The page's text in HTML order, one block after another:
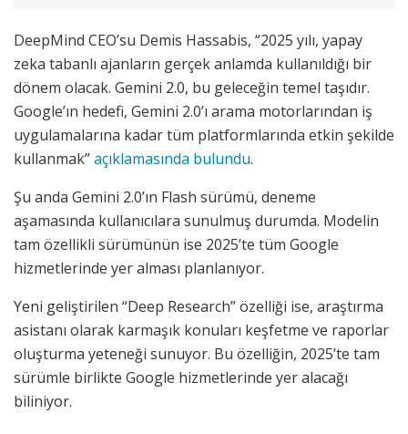
DeepMind CEO’su Demis Hassabis, “2025 yılı, yapay
zeka tabanlı ajanların gerçek anlamda kullanıldığı bir
dönem olacak. Gemini 2.0, bu geleceğin temel taşıdır.
Google’ın hedefi, Gemini 2.0’ı arama motorlarından iş
uygulamalarına kadar tüm platformlarında etkin şekilde
kullanmak”açıklamasında bulundu.
Şu anda Gemini 2.0’ın Flash sürümü, deneme
aşamasında kullanıcılara sunulmuş durumda. Modelin
tam özellikli sürümünün ise 2025’te tüm Google
hizmetlerinde yer alması planlanıyor.
Yeni geliştirilen “Deep Research” özelliği ise, araştırma
asistanı olarak karmaşık konuları keşfetme ve raporlar
oluşturma yeteneği sunuyor. Bu özelliğin, 2025’te tam
sürümle birlikte Google hizmetlerinde yer alacağı
biliniyor.